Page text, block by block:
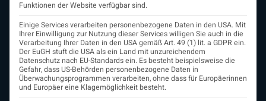
Über uns
Vorstand
Beirat
Arbeitsgemeinschaften
assoziierte Gesellschaften
EAN
Fördermitglieder
Funktionen der Website verfügbar sind.
Einige Services verarbeiten personenbezogene Daten in den USA. Mit
Ihrer Einwilligung zur Nutzung dieser Services willigen Sie auch in die
Verarbeitung Ihrer Daten in den USA gemäß Art. 49 (1) lit. a GDPR ein.
Der EuGH stuft die USA als ein Land mit unzureichendem
Datenschutz nach EU-Standards ein. Es besteht beispielsweise die
Gefahr, dass US-Behörden personenbezogene Daten in
Überwachungsprogrammen verarbeiten, ohne dass für Europäerinnen
und Europäer eine Klagemöglichkeit besteht.